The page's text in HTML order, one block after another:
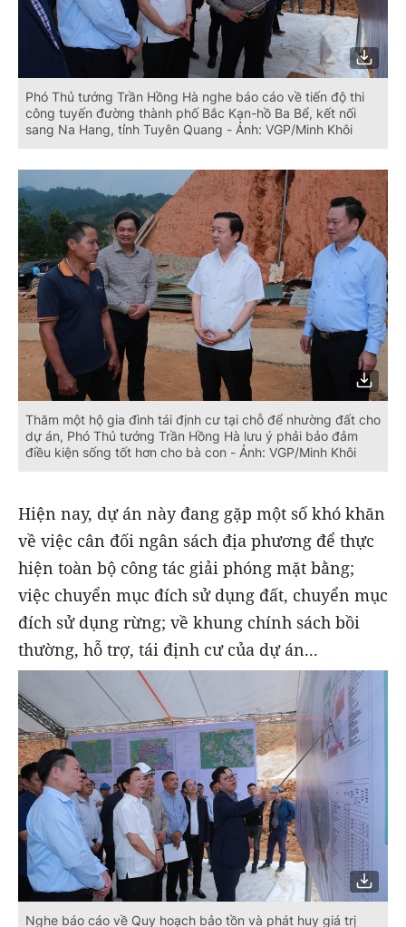
Phó Thủ tướng Trần Hồng Hà nghe báo cáo về tiến độ thi
công tuyến đường thành phố Bắc Kạn-hồ Ba Bể, kết nối
sang Na Hang, tỉnh Tuyên Quang - Ảnh: VGP/Minh Khôi
Thăm một hộ gia đình tái định cư tại chỗ để nhường đất cho
dự án, Phó Thủ tướng Trần Hồng Hà lưu ý phải bảo đảm
điều kiện sống tốt hơn cho bà con - Ảnh: VGP/Minh Khôi
Hiện nay, dự án này đang gặp một số khó khăn
về việc cân đối ngân sách địa phương để thực
hiện toàn bộ công tác giải phóng mặt bằng;
việc chuyển mục đích sử dụng đất, chuyển mục
đích sử dụng rừng; về khung chính sách bồi
thường, hỗ trợ, tái định cư của dự án...
Nghe báo cáo về Quy hoạch bảo tồn và phát huy giá trị